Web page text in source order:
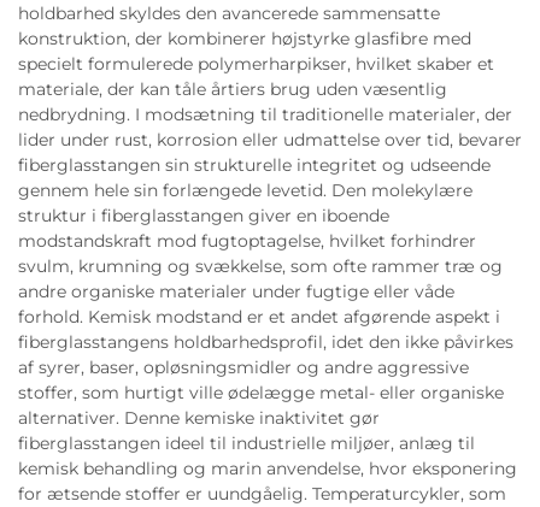
holdbarhed skyldes den avancerede sammensatte
konstruktion, der kombinerer højstyrke glasfibre med
specielt formulerede polymerharpikser, hvilket skaber et
materiale, der kan tåle årtiers brug uden væsentlig
nedbrydning. I modsætning til traditionelle materialer, der
lider under rust, korrosion eller udmattelse over tid, bevarer
fiberglasstangen sin strukturelle integritet og udseende
gennem hele sin forlængede levetid. Den molekylære
struktur i fiberglasstangen giver en iboende
modstandskraft mod fugtoptagelse, hvilket forhindrer
svulm, krumning og svækkelse, som ofte rammer træ og
andre organiske materialer under fugtige eller våde
forhold. Kemisk modstand er et andet afgørende aspekt i
fiberglasstangens holdbarhedsprofil, idet den ikke påvirkes
af syrer, baser, opløsningsmidler og andre aggressive
stoffer, som hurtigt ville ødelægge metal- eller organiske
alternativer. Denne kemiske inaktivitet gør
fiberglasstangen ideel til industrielle miljøer, anlæg til
kemisk behandling og marin anvendelse, hvor eksponering
for ætsende stoffer er uundgåelig. Temperaturcykler, som